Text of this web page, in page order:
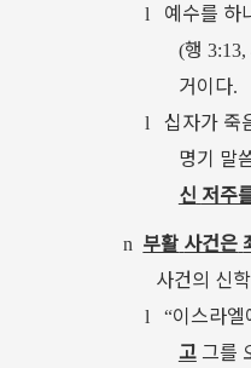
l
예수를 하
(행
거이다.
l
십자가 죽
명기 말
신 저주
n 부활 사건은
사건의 신
l
“이스라엘
고 그를